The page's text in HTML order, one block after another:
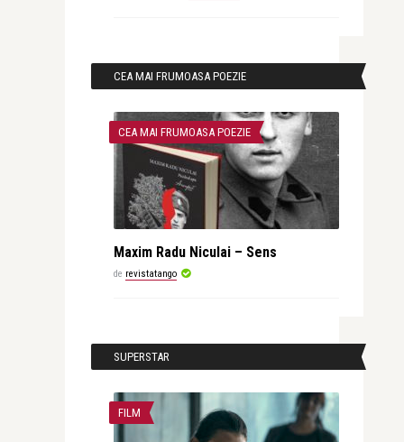
CEA MAI FRUMOASA POEZIE
CEA MAI FRUMOASA POEZIE
Maxim Radu Niculai – Sens
de revistatango
SUPERSTAR
FILM